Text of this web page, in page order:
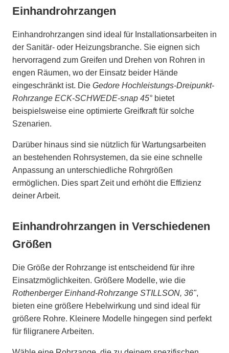
Einhandrohrzangen
Einhandrohrzangen sind ideal für Installationsarbeiten in
der Sanitär- oder Heizungsbranche. Sie eignen sich
hervorragend zum Greifen und Drehen von Rohren in
engen Räumen, wo der Einsatz beider Hände
eingeschränkt ist. Die Gedore Hochleistungs-Dreipunkt-
Rohrzange ECK-SCHWEDE-snap 45° bietet
beispielsweise eine optimierte Greifkraft für solche
Szenarien.
Darüber hinaus sind sie nützlich für Wartungsarbeiten
an bestehenden Rohrsystemen, da sie eine schnelle
Anpassung an unterschiedliche Rohrgrößen
ermöglichen. Dies spart Zeit und erhöht die Effizienz
deiner Arbeit.
Einhandrohrzangen in Verschiedenen
Größen
Die Größe der Rohrzange ist entscheidend für ihre
Einsatzmöglichkeiten. Größere Modelle, wie die
Rothenberger Einhand-Rohrzange STILLSON, 36",
bieten eine größere Hebelwirkung und sind ideal für
größere Rohre. Kleinere Modelle hingegen sind perfekt
für filigranere Arbeiten.